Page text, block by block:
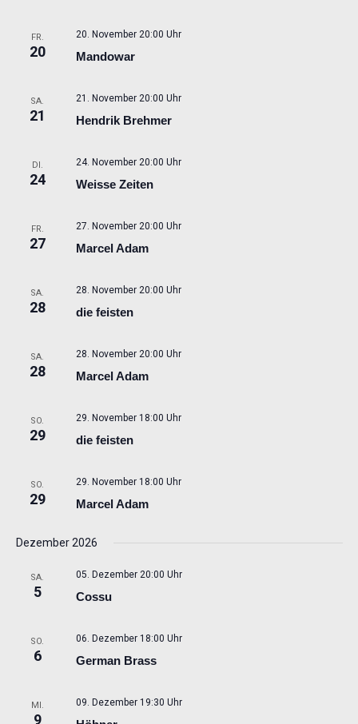
FR.
20 Mandowar
20. November 20:00 Uhr
SA.
21 Hendrik Brehmer
21. November 20:00 Uhr
DI.
24 Weisse Zeiten
24. November 20:00 Uhr
FR.
27 Marcel Adam
27. November 20:00 Uhr
SA.
28 die feisten
28. November 20:00 Uhr
SA.
28 Marcel Adam
28. November 20:00 Uhr
SO.
29 die feisten
29. November 18:00 Uhr
SO.
29 Marcel Adam
29. November 18:00 Uhr
Dezember 2026
SA.
5 Cossu
05. Dezember 20:00 Uhr
SO.
6 German Brass
06. Dezember 18:00 Uhr
MI.
9
09. Dezember 19:30 Uhr